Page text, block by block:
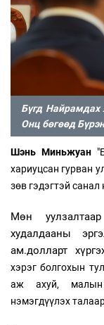
Бүгд Найрамдах
Онц бөгөөд
Шэнь Миньжуан
хариуцсан гурван
зөв гэдэгтэй санал
Мөн
худалдааны
ам.долларт
хэрэг болгохын
аж ахуй, малын
нэмэгдүүлэх